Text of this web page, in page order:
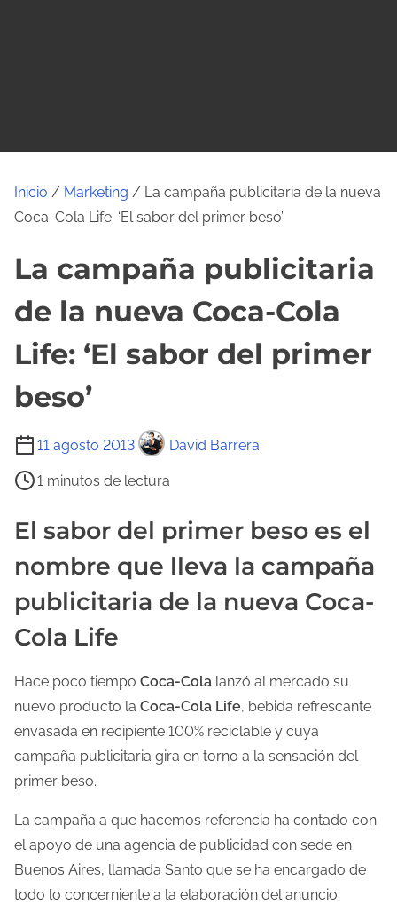
Inicio / Marketing / La campaña publicitaria de la nueva
Coca-Cola Life: ‘El sabor del primer beso’
La campaña publicitaria
de la nueva Coca-Cola
Life: ‘El sabor del primer
beso’
11 agosto 2013 David Barrera
T
e
p
o
e
l
c
t
u
r
a
d
e
l
a
1 minutos de lectura
El sabor del primer beso es el
nombre que lleva la campaña
publicitaria de la nueva Coca-
Cola Life
Hace poco tiempo Coca-Cola lanzó al mercado su
nuevo producto la Coca-Cola Life, bebida refrescante
envasada en recipiente 100% reciclable y cuya
campaña publicitaria gira en torno a la sensación del
primer beso.
La campaña a que hacemos referencia ha contado con
el apoyo de una agencia de publicidad con sede en
Buenos Aires, llamada Santo que se ha encargado de
todo lo concerniente a la elaboración del anuncio.